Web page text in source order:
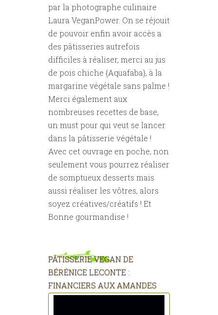
par la photographe culinaire
Laura VeganPower. On se réjouit
de pouvoir enfin avoir accès a
des pâtisseries autrefois
difficiles à réaliser, merci au jus
de pois chiche {Aquafaba}, à la
margarine végétale sans palme !
Merci également aux
nombreuses recettes de base,
un must pour qui veut se lancer
dans la pâtisserie végétale !
Avec cet ouvrage en poche, non
seulement vous pourrez réaliser
de somptueux desserts mais
aussi réaliser les vôtres, alors
soyez créatives/créatifs ! Et
Bonne gourmandise !
PÂTISSERIE VEGAN DE
BÉRÉNICE LECONTE :
FINANCIERS AUX AMANDES